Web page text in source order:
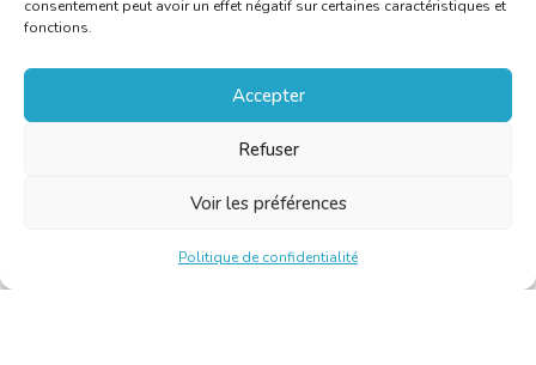
consentement peut avoir un effet négatif sur certaines caractéristiques et
fonctions.
Accepter
Refuser
Voir les préférences
Politique de confidentialité